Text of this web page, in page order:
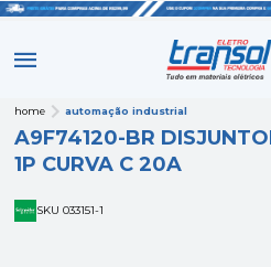
home automação industrial
A9F74120-BR
1P CURVA C 20A
SKU 033151-1